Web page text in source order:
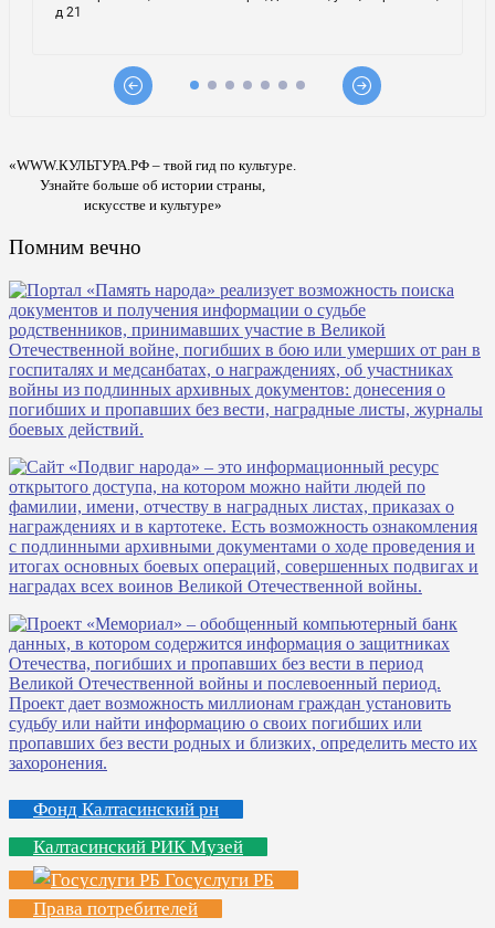
«WWW.КУЛЬТУРА.РФ – твой гид по культуре.
Узнайте больше об истории страны,
искусстве и культуре»
Помним вечно
Фонд Калтасинский рн
Калтасинский РИК Музей
Госуслуги РБ
Права потребителей